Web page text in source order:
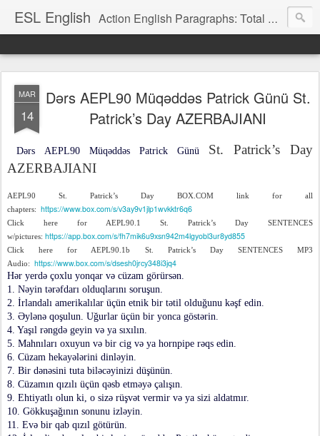
ESL English Action English Paragraphs: Total Physical Response (TPR) Paragraphs for the High School and Adult Language Student
MAR
14
Dərs AEPL90 Müqəddəs Patrick Günü St.
Patrick’s Day AZERBAJIANI
Dərs AEPL90 Müqəddəs Patrick Günü
St. Patrick’s Day
AZERBAJIANI
AEPL90 St. Patrick’s Day BOX.COM link for all
chapters:
https://www.box.com/s/v3ay9v1jlp1wvkktr6q6
Click here for AEPL90.1 St. Patrick’s Day SENTENCES
w/pictures: https://app.box.com/s/fh7mik6u9xsn942m4lgyobl3ur8yd855
Click here for AEPL90.1b St. Patrick’s Day SENTENCES MP3
Audio:
https://www.box.com/s/dsesh0jrcy348i3jq4
Hər yerdə çoxlu yonqar və cüzam görürsən.
1. Nəyin tərəfdarı olduqlarını soruşun.
2. İrlandalı amerikalılar üçün etnik bir tətil olduğunu kəşf edin.
3. Əylənə qoşulun. Uğurlar üçün bir yonca göstərin.
4. Yaşıl rəngdə geyin və ya sıxılın.
5. Mahnıları oxuyun və bir cig və ya hornpipe rəqs edin.
6. Cüzam hekayələrini dinləyin.
7. Bir dənəsini tuta biləcəyinizi düşünün.
8. Cüzamın qızılı üçün qəsb etməyə çalışın.
9. Ehtiyatlı olun ki, o sizə rüşvət vermir və ya sizi aldatmır.
10. Gökkuşağının sonunu izləyin.
11. Evə bir qab qızıl götürün.